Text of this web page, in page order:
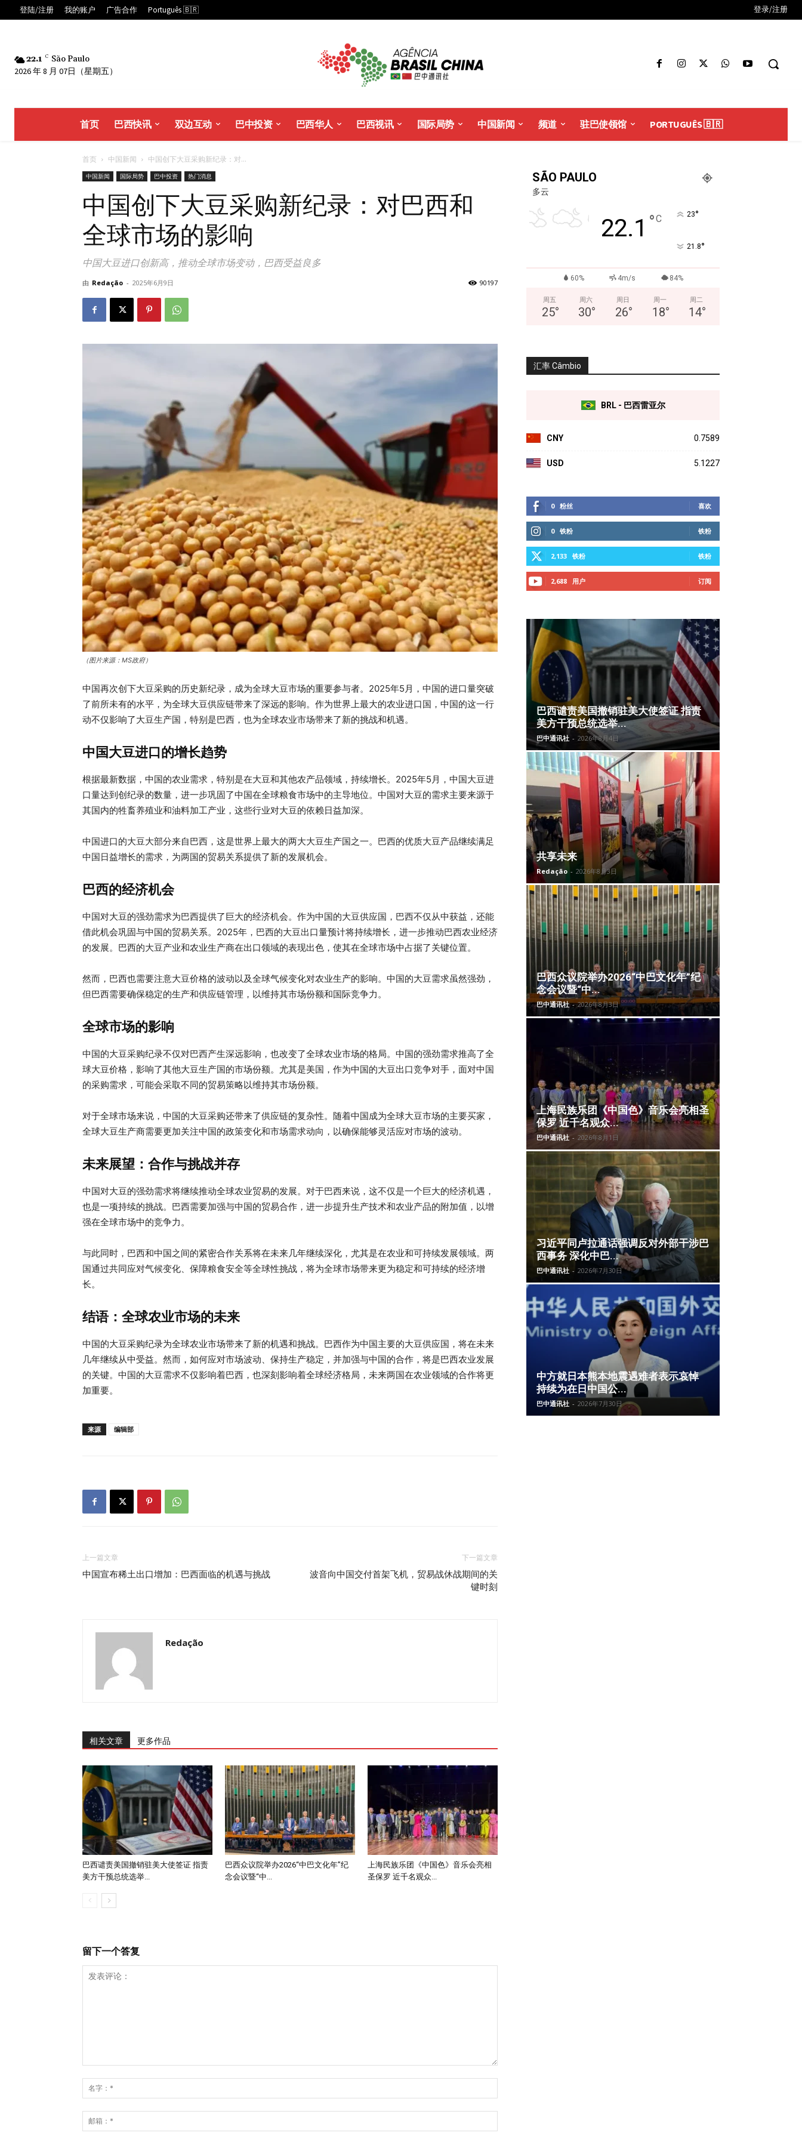
登陆/注册 我的账户 广告合作 Português 🇧🇷 登录/注册
22.1 C São Paulo
2026 年 8 月 07日（星期五）
首页 巴西快讯 双边互动 巴中投资 巴西华人 巴西视讯 国际局势 中国新闻 频道 驻巴使领馆 PORTUGUÊS 🇧🇷
首页 中国新闻 中国创下大豆采购新纪录：对...
中国新闻 国际局势 巴中投资 热门消息
中国创下大豆采购新纪录：对巴西和
全球市场的影响
中国大豆进口创新高，推动全球市场变动，巴西受益良多
由 Redação - 2025年6月9日 90197
（图片来源：MS政府）
中国再次创下大豆采购的历史新纪录，成为全球大豆市场的重要参与者。2025年5月，中国的进口量突破
了前所未有的水平，为全球大豆供应链带来了深远的影响。作为世界上最大的农业进口国，中国的这一行
动不仅影响了大豆生产国，特别是巴西，也为全球农业市场带来了新的挑战和机遇。
中国大豆进口的增长趋势
根据最新数据，中国的农业需求，特别是在大豆和其他农产品领域，持续增长。2025年5月，中国大豆进
口量达到创纪录的数量，进一步巩固了中国在全球粮食市场中的主导地位。中国对大豆的需求主要来源于
其国内的牲畜养殖业和油料加工产业，这些行业对大豆的依赖日益加深。
中国进口的大豆大部分来自巴西，这是世界上最大的两大大豆生产国之一。巴西的优质大豆产品继续满足
中国日益增长的需求，为两国的贸易关系提供了新的发展机会。
巴西的经济机会
中国对大豆的强劲需求为巴西提供了巨大的经济机会。作为中国的大豆供应国，巴西不仅从中获益，还能
借此机会巩固与中国的贸易关系。2025年，巴西的大豆出口量预计将持续增长，进一步推动巴西农业经济
的发展。巴西的大豆产业和农业生产商在出口领域的表现出色，使其在全球市场中占据了关键位置。
然而，巴西也需要注意大豆价格的波动以及全球气候变化对农业生产的影响。中国的大豆需求虽然强劲，
但巴西需要确保稳定的生产和供应链管理，以维持其市场份额和国际竞争力。
全球市场的影响
中国的大豆采购纪录不仅对巴西产生深远影响，也改变了全球农业市场的格局。中国的强劲需求推高了全
球大豆价格，影响了其他大豆生产国的市场份额。尤其是美国，作为中国的大豆出口竞争对手，面对中国
的采购需求，可能会采取不同的贸易策略以维持其市场份额。
对于全球市场来说，中国的大豆采购还带来了供应链的复杂性。随着中国成为全球大豆市场的主要买家，
全球大豆生产商需要更加关注中国的政策变化和市场需求动向，以确保能够灵活应对市场的波动。
未来展望：合作与挑战并存
中国对大豆的强劲需求将继续推动全球农业贸易的发展。对于巴西来说，这不仅是一个巨大的经济机遇，
也是一项持续的挑战。巴西需要加强与中国的贸易合作，进一步提升生产技术和农业产品的附加值，以增
强在全球市场中的竞争力。
与此同时，巴西和中国之间的紧密合作关系将在未来几年继续深化，尤其是在农业和可持续发展领域。两
国通过共同应对气候变化、保障粮食安全等全球性挑战，将为全球市场带来更为稳定和可持续的经济增
长。
结语：全球农业市场的未来
中国的大豆采购纪录为全球农业市场带来了新的机遇和挑战。巴西作为中国主要的大豆供应国，将在未来
几年继续从中受益。然而，如何应对市场波动、保持生产稳定，并加强与中国的合作，将是巴西农业发展
的关键。中国的大豆需求不仅影响着巴西，也深刻影响着全球经济格局，未来两国在农业领域的合作将更
加重要。
来源 编辑部
上一篇文章
中国宣布稀土出口增加：巴西面临的机遇与挑战
下一篇文章
波音向中国交付首架飞机，贸易战休战期间的关
键时刻
Redação
相关文章 更多作品
巴西谴责美国撤销驻美大使签证 指责
美方干预总统选举...
巴西众议院举办2026“中巴文化年”纪
念会议暨“中...
上海民族乐团《中国色》音乐会亮相
圣保罗 近千名观众...
留下一个答复
SÃO PAULO
多云
22.1 °C 23°
21.8°
60% 4m/s 84%
周五
25°
周六
30°
周日
26°
周一
18°
周二
14°
汇率 Câmbio
BRL - 巴西雷亚尔
CNY 0.7589
USD 5.1227
0 粉丝 喜欢
0 铁粉 铁粉
2,133 铁粉 铁粉
2,688 用户 订阅
巴西谴责美国撤销驻美大使签证 指责
美方干预总统选举...
巴中通讯社 - 2026年8月4日
共享未来
Redação - 2026年8月3日
巴西众议院举办2026“中巴文化年”纪
念会议暨“中...
巴中通讯社 - 2026年8月3日
上海民族乐团《中国色》音乐会亮相圣
保罗 近千名观众...
巴中通讯社 - 2026年8月1日
习近平同卢拉通话强调反对外部干涉巴
西事务 深化中巴...
巴中通讯社 - 2026年7月30日
中方就日本熊本地震遇难者表示哀悼
持续为在日中国公...
巴中通讯社 - 2026年7月30日